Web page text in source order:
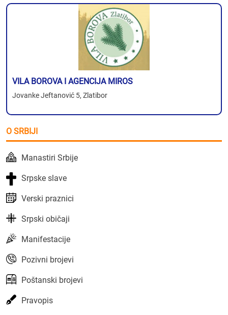
VILA BOROVA I AGENCIJA MIROS
Jovanke Jeftanović 5, Zlatibor
O SRBIJI
Manastiri Srbije
Srpske slave
Verski praznici
Srpski običaji
Manifestacije
Pozivni brojevi
Poštanski brojevi
Pravopis